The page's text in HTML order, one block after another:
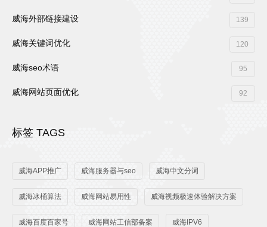
威海外部链接建设 139
威海关键词优化 120
威海seo术语 95
威海网站页面优化 92
标签 TAGS
威海APP推广 威海服务器与seo 威海中文分词
威海冰桶算法 威海网站易用性 威海视频极速体验解决方案
威海百度百家号 威海网站工信部备案 威海IPV6